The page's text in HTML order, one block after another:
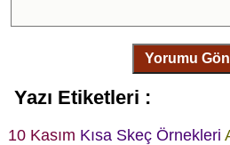
Yorumu
Yazı Etiketleri :
10 Kasım Kısa Skeç Örnekleri